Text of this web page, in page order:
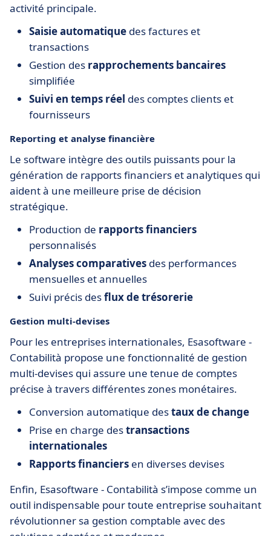
activité principale.
Saisie automatique des factures et
transactions
Gestion des rapprochements bancaires
simplifiée
Suivi en temps réel des comptes clients et
fournisseurs
Reporting et analyse financière
Le software intègre des outils puissants pour la
génération de rapports financiers et analytiques qui
aident à une meilleure prise de décision
stratégique.
Production de rapports financiers
personnalisés
Analyses comparatives des performances
mensuelles et annuelles
Suivi précis desflux de trésorerie
Gestion multi-devises
Pour les entreprises internationales, Esasoftware -
Contabilità propose une fonctionnalité de gestion
multi-devises qui assure une tenue de comptes
précise à travers différentes zones monétaires.
Conversion automatique destaux de change
Prise en charge destransactions
internationales
Rapports financiers en diverses devises
Enfin, Esasoftware - Contabilità s’impose comme un
outil indispensable pour toute entreprise souhaitant
révolutionner sa gestion comptable avec des